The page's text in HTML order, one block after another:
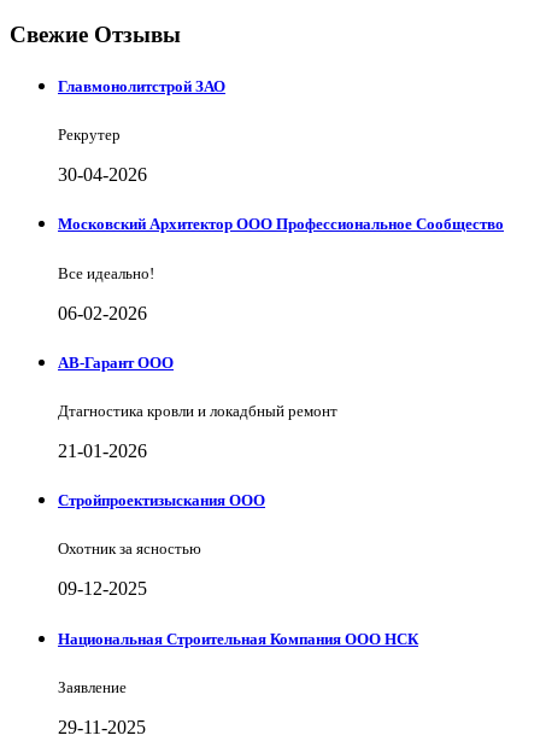
Свежие Отзывы
Главмонолитстрой ЗАО
Рекрутер
30-04-2026
Московский Архитектор ООО Профессиональное Сообщество
Все идеально!
06-02-2026
АВ-Гарант ООО
Дтагностика кровли и локадбный ремонт
21-01-2026
Стройпроектизыскания ООО
Охотник за ясностью
09-12-2025
Национальная Строительная Компания ООО НСК
Заявление
29-11-2025